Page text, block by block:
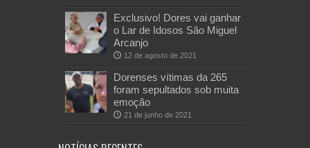
Exclusivo! Dores vai ganhar
o Lar de Idosos São Miguel
Arcanjo
12 de agosto de 2021
Dorenses vítimas da 265
foram sepultados sob muita
emoção
21 de junho de 2021